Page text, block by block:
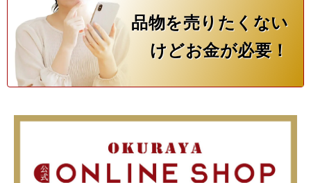
品物を売りたくない
けどお金が必要！